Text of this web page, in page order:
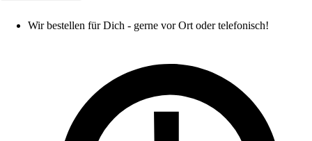
Wir bestellen für Dich - gerne vor Ort oder telefonisch!